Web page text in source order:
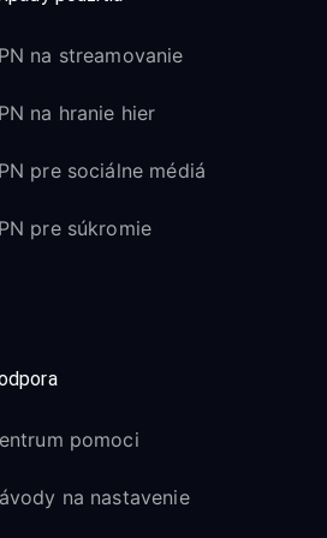
na streamovanie
na hranie hier
pre sociálne médiá
pre súkromie
pomoci
na nastavenie